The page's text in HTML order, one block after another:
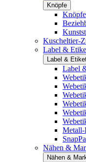
Knöpfe
Knöpfe
Kuscheltier-
Label &
Label &
Label
Metall-
Nähen &
Nähen &